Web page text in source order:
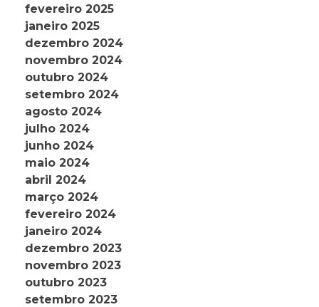
fevereiro 2025
janeiro 2025
dezembro 2024
novembro 2024
outubro 2024
setembro 2024
agosto 2024
julho 2024
junho 2024
maio 2024
abril 2024
março 2024
fevereiro 2024
janeiro 2024
dezembro 2023
novembro 2023
outubro 2023
setembro 2023